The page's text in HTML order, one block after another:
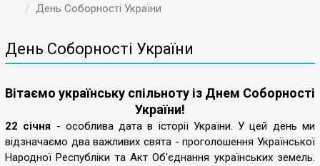
День Соборності України
День Соборності України
Вітаємо українську спільноту із Днем Соборності
України!
22 січня - особлива дата в історії України. У цей день ми
відзначаємо два важливих свята - проголошення Української
Народної Республіки та Акт Об'єднання українських земель.